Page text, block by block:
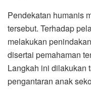
Pendekatan humanis
tersebut. Terhadap
melakukan
disertai pemahaman
Langkah ini dilakukan
pengantaran anak